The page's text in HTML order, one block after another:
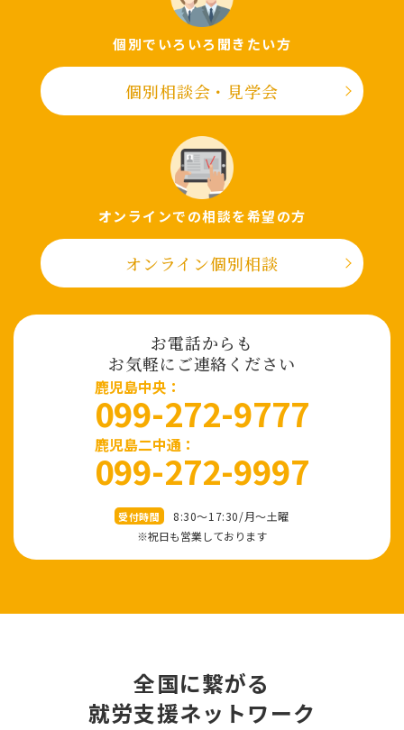
個別でいろいろ聞きたい⽅
個別相談会・⾒学会
オンラインでの相談を希望の⽅
オンライン個別相談
お電話からも
お気軽にご連絡ください
⿅児島中央：
099-272-9777
鹿児島二中通：
099-272-9997
受付時間
8:30～17:30/⽉〜⼟曜
※祝⽇も営業しております
全国に繋がる
就労⽀援ネットワーク